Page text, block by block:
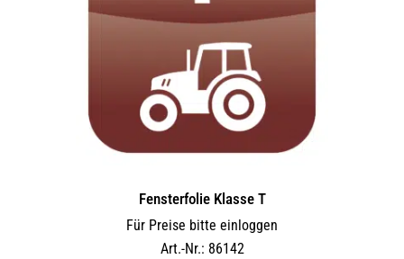
Fensterfolie Klasse T
Für Preise bitte einloggen
Art.-Nr.: 86142